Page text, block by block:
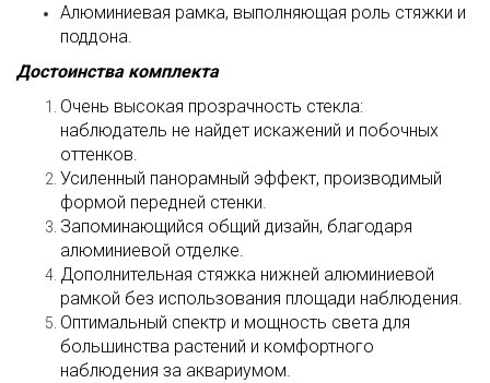
Алюминиевая рамка, выполняющая роль стяжки и
поддона.
Достоинства комплекта
Очень высокая прозрачность стекла:
наблюдатель не найдет искажений и побочных
оттенков.
Усиленный панорамный эффект, производимый
формой передней стенки.
Запоминающийся общий дизайн, благодаря
алюминиевой отделке.
Дополнительная стяжка нижней алюминиевой
рамкой без использования площади наблюдения.
Оптимальный спектр и мощность света для
большинства растений и комфортного
наблюдения за аквариумом.